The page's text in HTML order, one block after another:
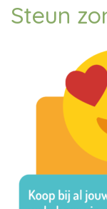
Steun